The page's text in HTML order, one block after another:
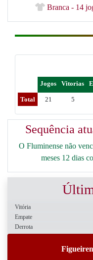
Branca - 14
Jogos Vitorias
Total 21 5
Sequência
O Fluminense não
meses 12 dias
Vitória
Empate
Derrota